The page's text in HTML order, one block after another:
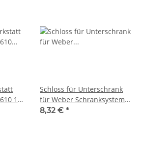
16-
Schloss für Unterschrank
für Weber Schranksystem
9/16 teilig, WEBER
8,32 € *